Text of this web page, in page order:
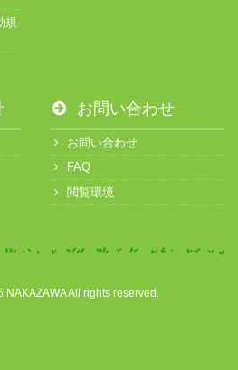
規
お問い合わせ
お問い合わせ
FAQ
閲覧環境
All rights reserved.